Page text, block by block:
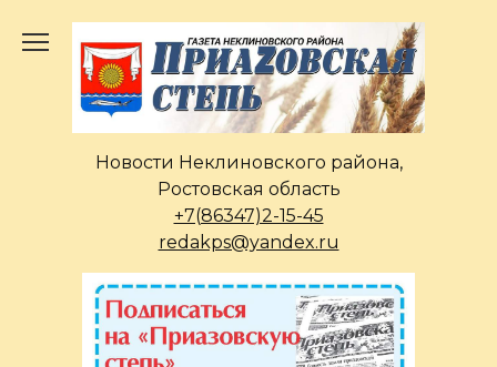
содержанию
Новости Неклиновского района,
Ростовская область
+7(86347)2-15-45
redakps@yandex.ru